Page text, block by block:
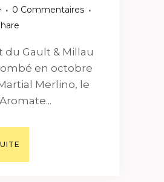
0 Commentaires
du Gault & Millau
en octobre
Merlino, le